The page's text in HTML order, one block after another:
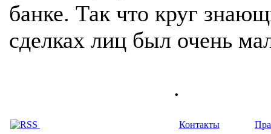
банке. Так что круг
сделках лиц был очень
.
Контакты